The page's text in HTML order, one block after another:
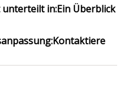
unterteilt in:Ein Überblick
Kontaktiere